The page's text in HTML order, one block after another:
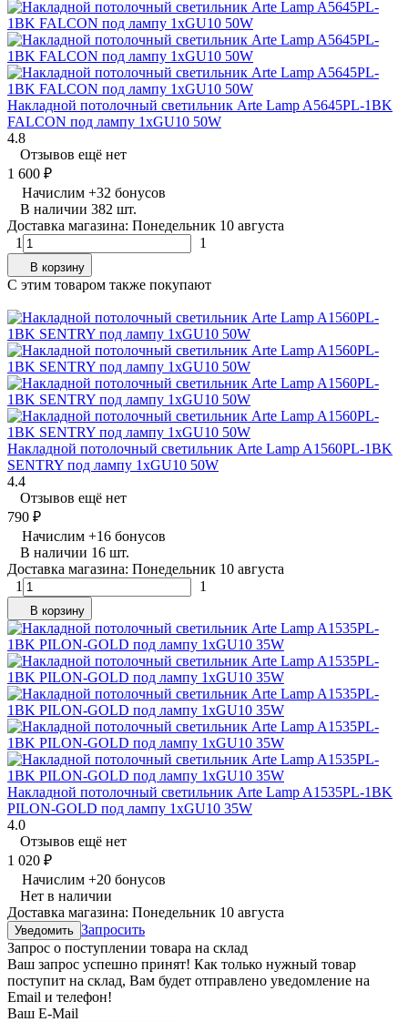
Накладной потолочный светильник Arte Lamp A5645PL-1BK
FALCON под лампу 1xGU10 50W
4.8
Отзывов ещё нет
1 600 ₽
Начислим +32 бонусов
В наличии 382 шт.
Доставка магазина: Понедельник 10 августа
1
1
В корзину
C этим товаром также покупают
Накладной потолочный светильник Arte Lamp A1560PL-1BK
SENTRY под лампу 1xGU10 50W
4.4
Отзывов ещё нет
790 ₽
Начислим +16 бонусов
В наличии 16 шт.
Доставка магазина: Понедельник 10 августа
1
1
В корзину
Накладной потолочный светильник Arte Lamp A1535PL-1BK
PILON-GOLD под лампу 1xGU10 35W
4.0
Отзывов ещё нет
1 020 ₽
Начислим +20 бонусов
Нет в наличии
Доставка магазина: Понедельник 10 августа
Уведомить Запросить
Запрос о поступлении товара на склад
Ваш запрос успешно принят! Как только нужный товар
поступит на склад, Вам будет отправлено уведомление на
Email и телефон!
Ваш E-Mail